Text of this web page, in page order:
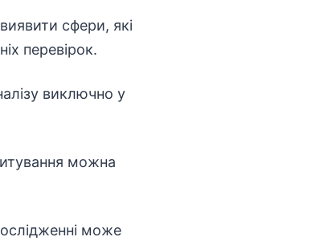
сфери, які
перевірок.
виключно у
можна
може